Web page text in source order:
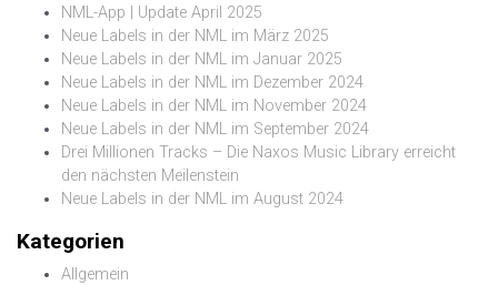
NML-App | Update April 2025
Neue Labels in der NML im März 2025
Neue Labels in der NML im Januar 2025
Neue Labels in der NML im Dezember 2024
Neue Labels in der NML im November 2024
Neue Labels in der NML im September 2024
Drei Millionen Tracks – Die Naxos Music Library erreicht
den nächsten Meilenstein
Neue Labels in der NML im August 2024
Kategorien
Allgemein